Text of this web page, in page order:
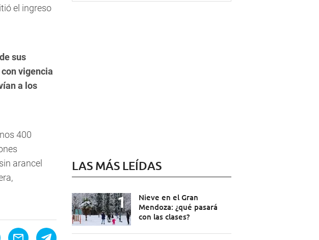
el ingreso
sus
con vigencia
a los
400
arancel
LAS MÁS LEÍDAS
Nieve en el Gran
Mendoza: ¿qué pasará
con las clases?